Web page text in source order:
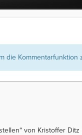
die Kommentarfunktion
von Kristoffer